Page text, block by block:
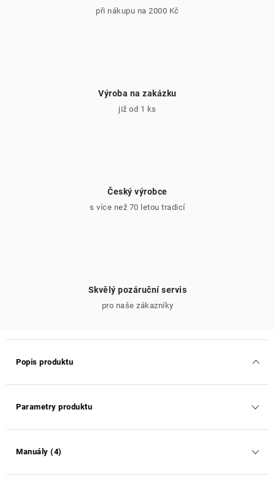
při nákupu na 2000 Kč
Výroba na zakázku
již od 1 ks
Český výrobce
s více než 70 letou tradicí
Skvělý pozáruční servis
pro naše zákazníky
Popis produktu
Parametry produktu
Manuály (4)